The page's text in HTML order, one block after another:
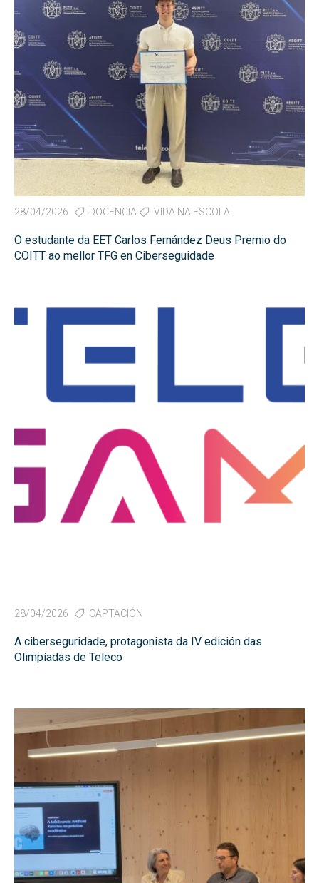
28/04/2026 DOCENCIA VIDA NA ESCOLA
O estudante da EET Carlos Fernández Deus Premio do
COITT ao mellor TFG en Ciberseguidade
28/04/2026 CAPTACIÓN
A ciberseguridade, protagonista da IV edición das
Olimpíadas de Teleco